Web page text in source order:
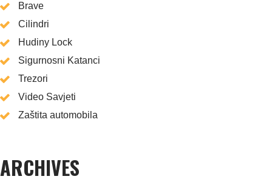
Brave
Cilindri
Hudiny Lock
Sigurnosni Katanci
Trezori
Video Savjeti
Zaštita automobila
ARCHIVES